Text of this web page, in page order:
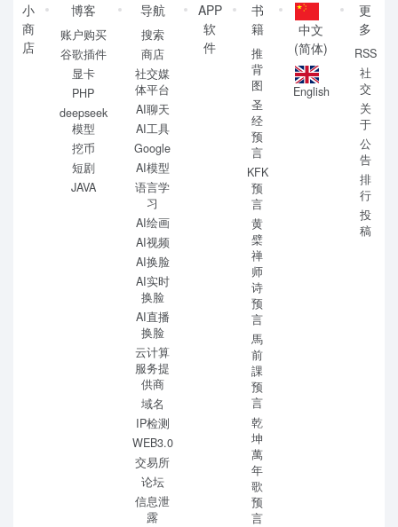
小
商
店
博客
账户购买
谷歌插件
显卡
PHP
deepseek
模型
挖币
短剧
JAVA
导航
搜索
商店
社交媒
体平台
AI聊天
AI工具
Google
AI模型
语言学
习
AI绘画
AI视频
AI换脸
AI实时
换脸
AI直播
换脸
云计算
服务提
供商
域名
IP检测
WEB3.0
交易所
论坛
信息泄
露
APP
软
件
书
籍
推
背
图
圣
经
预
言
KFK
预
言
黄
檗
禅
师
诗
预
言
馬
前
課
预
言
乾
坤
萬
年
歌
预
言
中文
(简体)
English
更
多
RSS
社
交
关
于
公
告
排
行
投
稿